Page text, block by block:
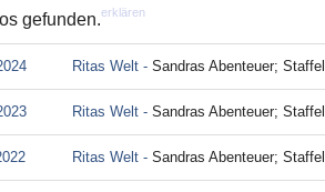
gefunden.erklären
Ritas Welt - Sandras Abenteuer;
Ritas Welt - Sandras Abenteuer;
Ritas Welt - Sandras Abenteuer;